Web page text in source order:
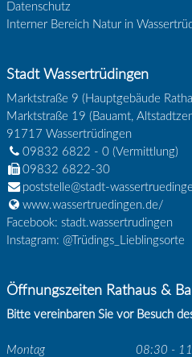
Datenschutz
Interner Bereich Natur in
Stadt Wassertrüdingen
Marktstraße 9 (Hauptgebäude
Marktstraße 19 (Bauamt,
91717 Wassertrüdingen
09832 6822 - 0(Vermittlung)
09832 6822-30
poststelle@stadt-
www.wassertruedingen.de/
Facebook: stadt.wassertrudingen
Instagram: @Trüdings_Lieblingsorte
Öffnungszeiten Rathaus &
Bitte vereinbaren Sie vor Besuch
Montag
08:30 -